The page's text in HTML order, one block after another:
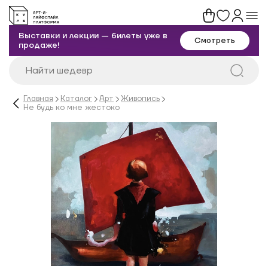
Выставки и лекции — билеты уже в
продаже!
Смотреть
Главная Каталог Арт
Живопись
Не будь ко мне жестоко